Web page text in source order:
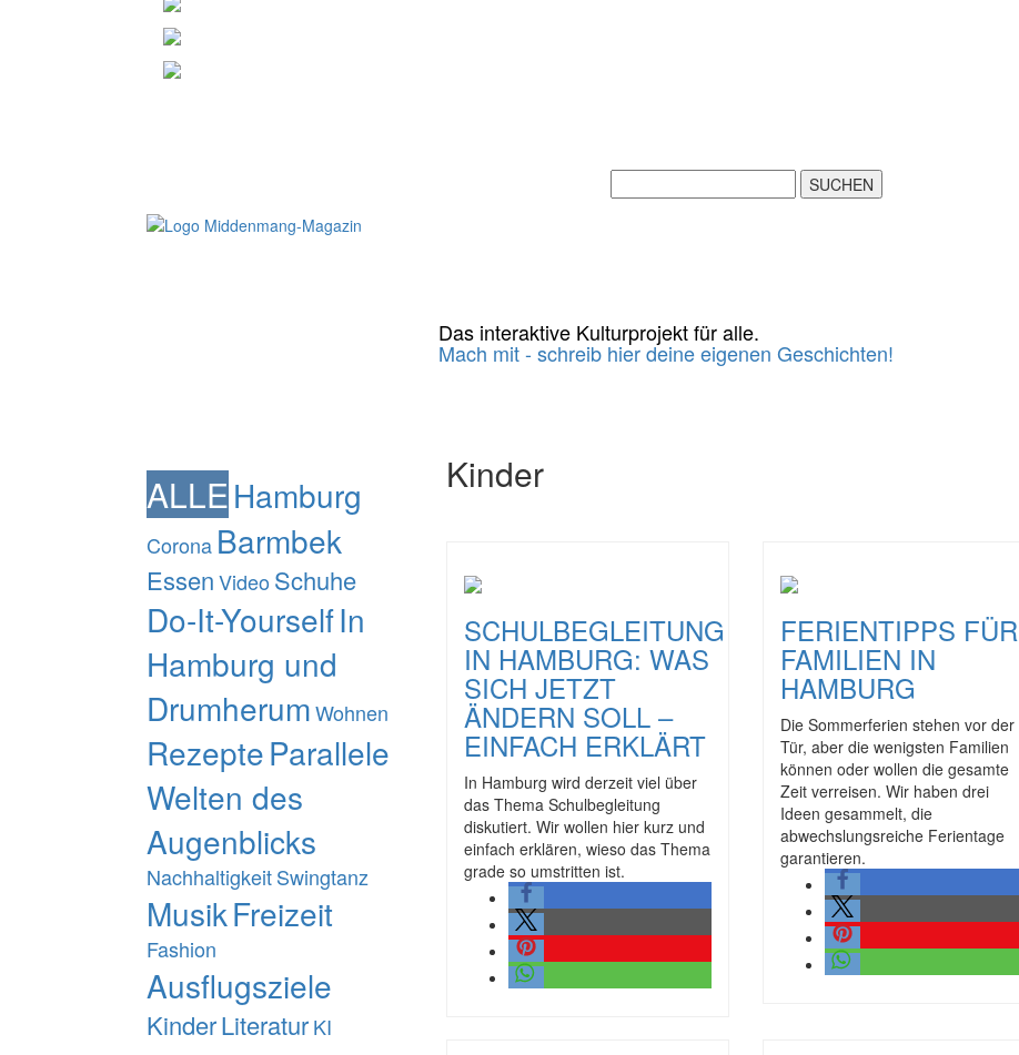
Das interaktive Kulturprojekt für alle.
Mach mit - schreib hier deine eigenen Geschichten!
ALLEHamburg
Corona Barmbek
EssenVideo Schuhe
Do-It-YourselfIn
Hamburg und
DrumherumWohnen
RezepteParallele
Welten des
Augenblicks
NachhaltigkeitSwingtanz
MusikFreizeit
Fashion
Ausflugsziele
KinderLiteraturKI
Kinder
SCHULBEGLEITUNG
IN HAMBURG: WAS
SICH JETZT
ÄNDERN SOLL –
EINFACH ERKLÄRT
In Hamburg wird derzeit viel über
das Thema Schulbegleitung
diskutiert. Wir wollen hier kurz und
einfach erklären, wieso das Thema
grade so umstritten ist.
FERIENTIPPS FÜR
FAMILIEN IN
HAMBURG
Die Sommerferien stehen vor der
Tür, aber die wenigsten Familien
können oder wollen die gesamte
Zeit verreisen. Wir haben drei
Ideen gesammelt, die
abwechslungsreiche Ferientage
garantieren.